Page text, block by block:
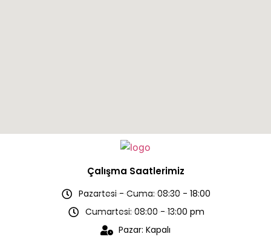
Çalışma Saatlerimiz
Pazartesi - Cuma: 08:30 - 18:00
Cumartesi: 08:00 - 13:00 pm
Pazar: Kapalı